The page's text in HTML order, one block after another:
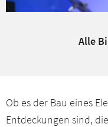
Alle
Ob es der Bau eines
Entdeckungen sind,